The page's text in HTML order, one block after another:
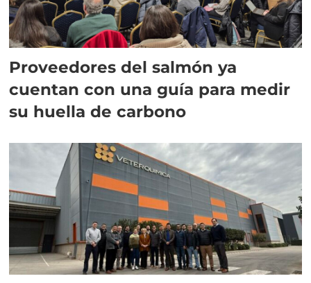
Proveedores del salmón ya
cuentan con una guía para medir
su huella de carbono